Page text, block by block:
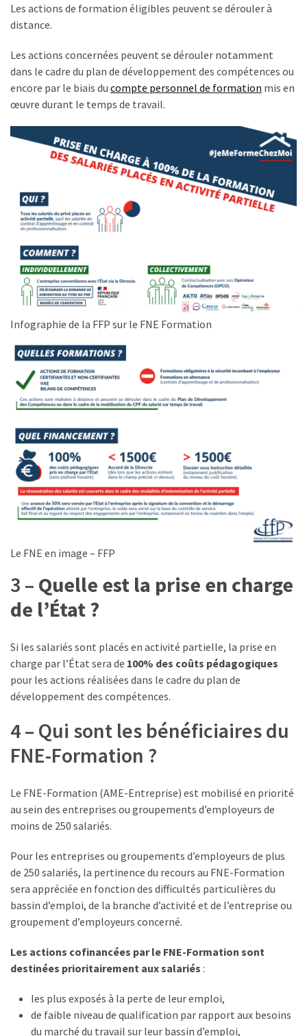
MOST
USED
News
(1 096)
(159)
Rubrique
Droit
formation
(71)
Offre
formation
(32)
Certification
(28)
Les actions de formation éligibles peuvent se dérouler à
distance.
Les actions concernées peuvent se dérouler notamment
dans le cadre du plan de développement des compétences ou
encore par le biais du compte personnel de formation mis en
œuvre durant le temps de travail.
Infographie de la FFP sur le FNE Formation
Le FNE en image – FFP
3 – Quelle est la prise en charge
de l’État ?
Si les salariés sont placés en activité partielle, la prise en
charge par l’État sera de 100% des coûts pédagogiques
pour les actions réalisées dans le cadre du plan de
développement des compétences.
4 – Qui sont les bénéficiaires du
FNE-Formation ?
Le FNE-Formation (AME-Entreprise) est mobilisé en priorité
au sein des entreprises ou groupements d’employeurs de
moins de 250 salariés.
Pour les entreprises ou groupements d’employeurs de plus
de 250 salariés, la pertinence du recours au FNE-Formation
sera appréciée en fonction des difficultés particulières du
bassin d’emploi, de la branche d’activité et de l’entreprise ou
groupement d’employeurs concerné.
Les actions cofinancées par le FNE-Formation sont
destinées prioritairement aux salariés :
les plus exposés à la perte de leur emploi,
de faible niveau de qualification par rapport aux besoins
du marché du travail sur leur bassin d’emploi,